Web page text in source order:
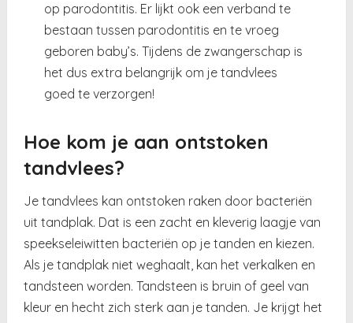
op parodontitis. Er lijkt ook een verband te
bestaan tussen parodontitis en te vroeg
geboren baby’s. Tijdens de zwangerschap is
het dus extra belangrijk om je tandvlees
goed te verzorgen!
Hoe kom je aan ontstoken
tandvlees?
Je tandvlees kan ontstoken raken door bacteriën
uit tandplak. Dat is een zacht en kleverig laagje van
speekseleiwitten bacteriën op je tanden en kiezen.
Als je tandplak niet weghaalt, kan het verkalken en
tandsteen worden. Tandsteen is bruin of geel van
kleur en hecht zich sterk aan je tanden. Je krijgt het